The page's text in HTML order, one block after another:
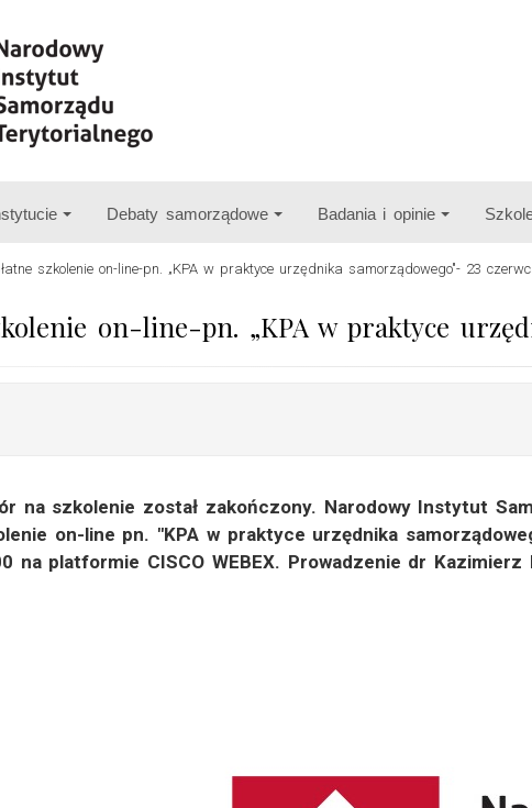
Debaty samorządowe Badania i opinie
szkolenie on-line-pn. „KPA w praktyce urzędnika samorządowego"- 23
on-line-pn. „KPA w praktyce
na szkolenie został zakończony. Narodowy Instytut
on-line pn. "KPA w praktyce urzędnika
na platformie CISCO WEBEX. Prowadzenie dr Kazimierz